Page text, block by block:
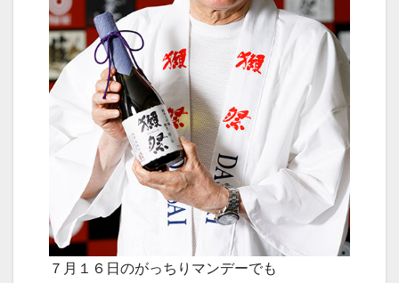
７月１６日のがっちりマンデーでも